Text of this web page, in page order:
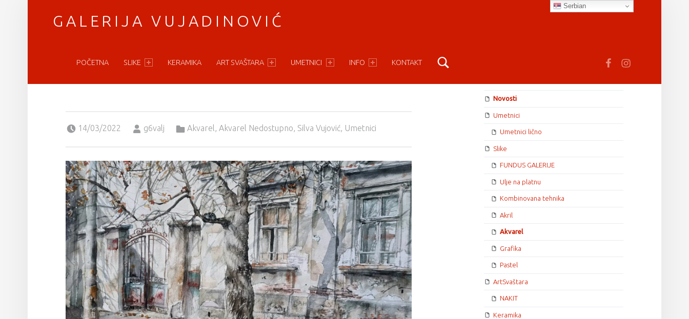
GALERIJA VUJADINOVIĆ
POČETNA SLIKE KERAMIKA ART SVAŠTARA UMETNICI INFO KONTAKT
14/03/2022
g6valj
Akvarel ,Akvarel Nedostupno, Silva Vujović, Umetnici
Novosti
Umetnici
Umetnici lično
Slike
FUNDUS GALERIJE
Ulje na platnu
Kombinovana tehnika
Akril
Akvarel
Grafika
Pastel
ArtSvaštara
NAKIT
Keramika
Serbian